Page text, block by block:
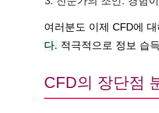
여러분도 이제 CFD에
다. 적극적으로 정보 습
CFD의 장단점